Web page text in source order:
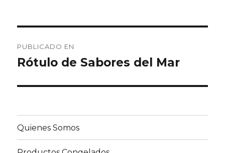
de
PUBLICADO EN
Rótulo de Sabores del Mar
Quienes Somos